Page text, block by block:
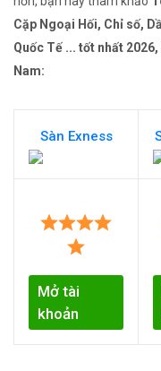
Cặp Ngoại Hối, Chỉ số,
Quốc Tế ... tốt nhất
Nam:
Sàn Exness
Mở tài
khoản